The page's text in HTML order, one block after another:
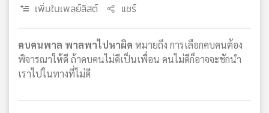
แผนที่
เพิ่มในเพลย์ลิสต์ แชร์
คบคนพาล พาลพาไปหาผิด หมายถึง การเลือกคบคนต้อง
พิจารณาให้ดี ถ้าคบคนไม่ดีเป็นเพื่อน คนไม่ดีก็อาจจะชักนำ
เราไปในทางที่ไม่ดี